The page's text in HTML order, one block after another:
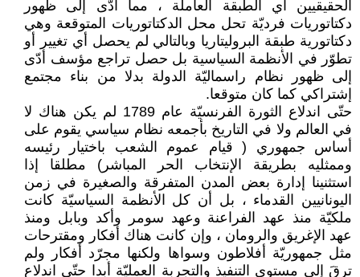
الحقيقيين أي الطبقة العاملة ، مما أدّى إلى ظهور
دكتاتوريات فرديّة تحل محل الدكتاتوريات المتوقعة وهي
دكتاتورية طبقة البروليتاريا وبالتالي لم يحصل أي تغيير أو
تطوّر في الأنظمة السياسية بل حصل تراجع مؤسف أدّى
إلى ظهور نظام راسماليّة الدولة بدلا من بناء مجتمع
إشتراكي كما كان متوقعا.
حتّى اندلاع الثورة الفرنسيّة عام 1789 لم يكن هناك لا
في العالم ولا في التاريخ بأجمعه نظام سياسي يقوم على
أساس جمهوري ( قيام عموم الشعب باختيار رئيسه
وممثليه بطريقة الإنتخاب الحر المباشر) مطلقا إذا
استثنينا إدارة بعض المدن المتفرقة والصغيرة في زمن
اليونانيين القدماء ، بل أن كل الأنظمة السياسيّة كانت
ملكيّة منذ عهد الفراعنة وعهد سومر وأكد وبابل ومنذ
عهد الإغريق والرومان ، وإن كانت هناك أفكار ومقترحات
مثل جمهوريّة أفلاطون وسواها ولكنها مجرّد أفكار ولم
ترقَ إلى مستوى التنفيذ والتجربة العمليّة أبدا حتّى اندلاع